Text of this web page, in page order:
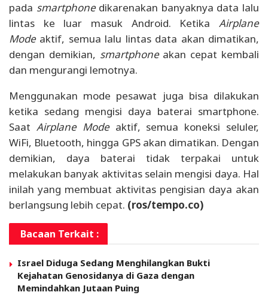
pada smartphonedikarenakan banyaknya data lalu
lintas ke luar masuk Android. Ketika Airplane
Modeaktif, semua lalu lintas data akan dimatikan,
dengan demikian, smartphoneakan cepat kembali
dan mengurangi lemotnya.
Menggunakan mode pesawat juga bisa dilakukan
ketika sedang mengisi daya baterai smartphone.
Saat Airplane Modeaktif, semua koneksi seluler,
WiFi, Bluetooth, hingga GPS akan dimatikan. Dengan
demikian, daya baterai tidak terpakai untuk
melakukan banyak aktivitas selain mengisi daya. Hal
inilah yang membuat aktivitas pengisian daya akan
berlangsung lebih cepat. (ros/tempo.co)
Bacaan Terkait :
Israel Diduga Sedang Menghilangkan Bukti
Kejahatan Genosidanya di Gaza dengan
Memindahkan Jutaan Puing